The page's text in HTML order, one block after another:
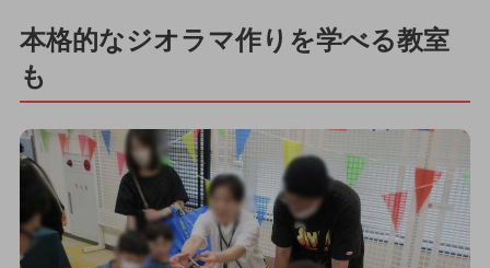
本格的なジオラマ作りを学べる教室
も